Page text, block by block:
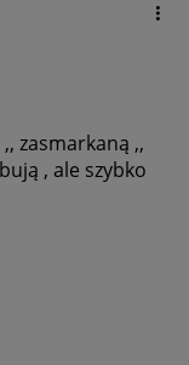
zasmarkaną ,,
, ale szybko